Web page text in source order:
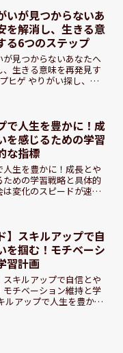
や何を...
いが見つからないあ
を解消し、生きる意
る6つのステップ
が見つからないあなたへ
、生きる意味を再発見す
ヒゲ やりがい探し、簡
人生の転換期？漠然と
向き合う人生のある段
不安を感じたり、今の
さを覚...
で人生を豊かに！成
を感じるための学習
な指標
生を豊かに！成長とや
ための学習戦略と具体的
は変化のスピードが速
がいを感じ...
】スキルアップで自
を掴む！モチベーシ
習計画
スキルアップで自信とや
モチベーション維持と学
ルアップで人生を豊かに
ゃうぞ！ スキルアップ
達成感と自信を手に入
社会において、スキルア
キャ...